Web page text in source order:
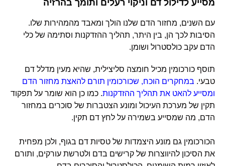
מסייע לדילול דם וניקוי רעלים ותומך בהרזיה
עם השנים, מחזור הדם שלנו הולך ומאבד מהמהירות שלו.
הסיבות לכך הן, בין היתר, תהליך ההזדקנות וסתימה של כלי
הדם עקב כולסטרול ושומן.
תוסף כורכומין מכיל חומצה סליצילית, שהיא מעין מדלל דם
טבעי. במחקרים הוכח, שכורכומין תורם להאצת מחזור הדם
ומסייע להאט את תהליך ההזדקנות. כמו כן הוא שומר על תפקוד
תקין של מערכת העיכול ומונע הצטברות של סוכרים במחזור
הדם, מה שמסייע בשמירה על לחץ דם תקין.
הכורכומין גם מונע היצמדות של טסיות דם בגוף, ולכן מפחית
את הסיכון להיווצרות של קרישים בדם ולטרשת עורקים, ותורם